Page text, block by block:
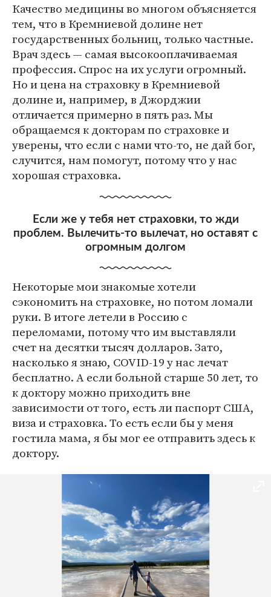
Качество медицины во многом объясняется
тем, что в Кремниевой долине нет
государственных больниц, только частные.
Врач здесь — самая высокооплачиваемая
профессия. Спрос на их услуги огромный.
Но и цена на страховку в Кремниевой
долине и, например, в Джорджии
отличается примерно в пять раз. Мы
обращаемся к докторам по страховке и
уверены, что если с нами что-то, не дай бог,
случится, нам помогут, потому что у нас
хорошая страховка.
Если же у тебя нет страховки, то жди
проблем. Вылечить-то вылечат, но оставят с
огромным долгом
Некоторые мои знакомые хотели
сэкономить на страховке, но потом ломали
руки. В итоге летели в Россию с
переломами, потому что им выставляли
счет на десятки тысяч долларов. Зато,
насколько я знаю, COVID-19 у нас лечат
бесплатно. А если больной старше 50 лет, то
к доктору можно приходить вне
зависимости от того, есть ли паспорт США,
виза и страховка. То есть если бы у меня
гостила мама, я бы мог ее отправить здесь к
доктору.